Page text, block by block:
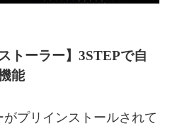
トーラー】3STEPで自
能
プリインストールされて